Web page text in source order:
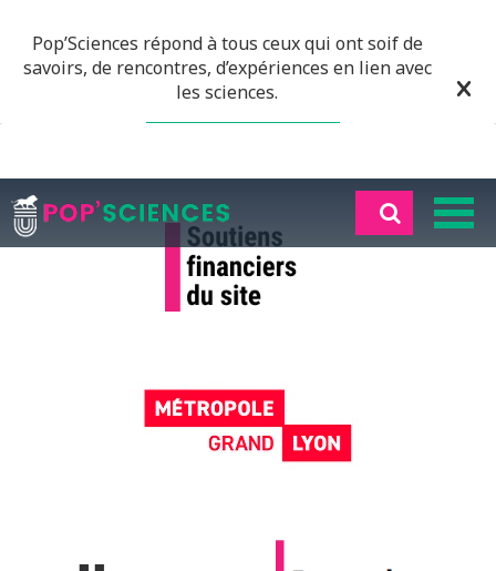
Pop’Sciences répond à tous ceux qui ont soif de
savoirs, de rencontres, d’expériences en lien avec
les sciences.